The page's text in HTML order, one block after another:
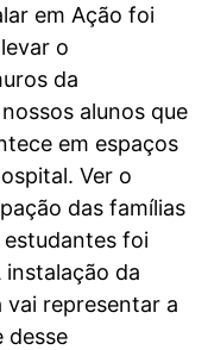
em Ação foi
o
da
alunos que
em espaços
Ver o
das famílias
foi
da
vai representar a
desse